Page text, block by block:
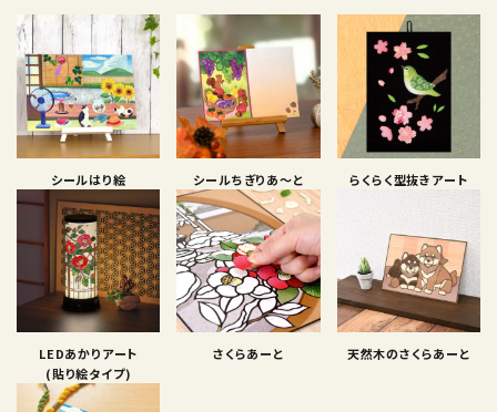
シールはり絵 シールちぎりあ〜と らくらく型抜きアート
LEDあかりアート
(貼り絵タイプ)
さくらあーと 天然木のさくらあーと